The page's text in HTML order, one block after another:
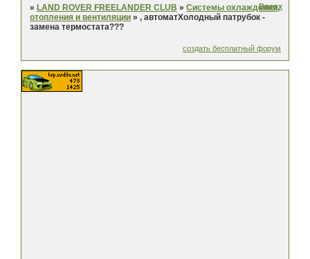
»LAND ROVER FREELANDER CLUB »Системы охлаждения,
отопления и вентиляции », автоматХолодный патрубок -
замена термостата???
Вверх
создать бесплатный форум